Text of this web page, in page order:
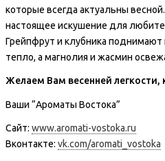
которые всегда актуальны
настоящее искушение для
Грейпфрут и клубника поднимают
тепло, а магнолия и жасмин
Желаем Вам весенней легкости,
Ваши “Ароматы Востока”
Сайт: www.aromati-vostoka.ru
Вконтакте: vk.com/aromati_vostoka